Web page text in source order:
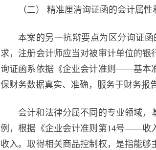
（二） 精准厘清询证函的会计属
本案的另一抗辩要点为区分询证
求，注册会计师应当对被审计单位的银
询证函系依据《企业会计准则——基本
保财务数据真实、准确，服务于财务报
会计和法律分属不同的专业领域，
例，根据《企业会计准则第14号——收
收入。取得相关商品控制权，是指能